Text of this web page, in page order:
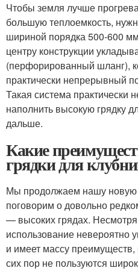
Чтобы земля лучше
большую теплоемкость,
шириной порядка 500-600
центру конструкции
(перфорированный шланг),
практически непрерывный
Такая система практически
наполнить высокую грядку
дальше.
Какие
грядки для
Мы продолжаем нашу новую
поговорим о довольно
— высоких грядах. Несмотря
использование невероятно
и имеет массу
сих пор не пользуются